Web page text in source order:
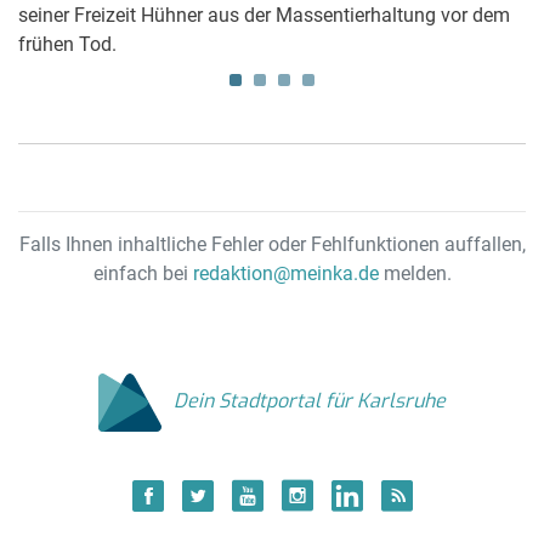
seiner Freizeit Hühner aus der Massentierhaltung vor dem
frühen Tod.
Falls Ihnen inhaltliche Fehler oder Fehlfunktionen auffallen,
einfach bei redaktion@meinka.demelden.
Dein Stadtportal für Karlsruhe